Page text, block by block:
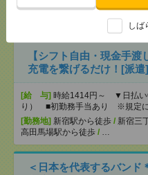
しば
[交通費]交通費実費支給（当社規
和光市駅から徒歩5分
【シフト自由・現金手
充電を繋げるだけ！[派遣]
[給 与] 時給1414円～ ▼日払い
り） ■初勤務手当あり ※規定
[勤務地] 新宿駅から徒歩 / 新宿三
高田馬場駅から徒歩 /
＜日本を代表するバンド